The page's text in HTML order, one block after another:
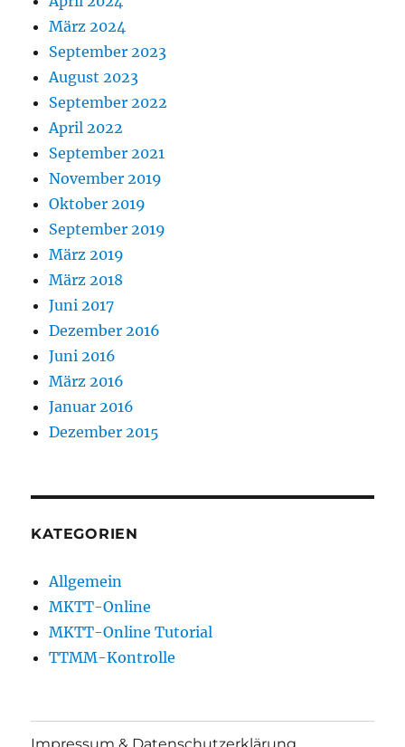
März 2024
September 2023
August 2023
September 2022
April 2022
September 2021
November 2019
Oktober 2019
September 2019
März 2019
März 2018
Juni 2017
Dezember 2016
Juni 2016
März 2016
Januar 2016
Dezember 2015
KATEGORIEN
Allgemein
MKTT-Online
MKTT-Online Tutorial
TTMM-Kontrolle
Impressum & Datenschutzerklärung